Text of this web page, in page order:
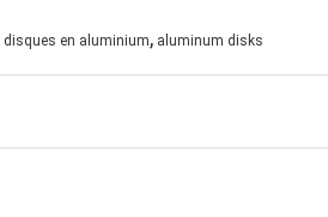
disques en aluminium, aluminum disks